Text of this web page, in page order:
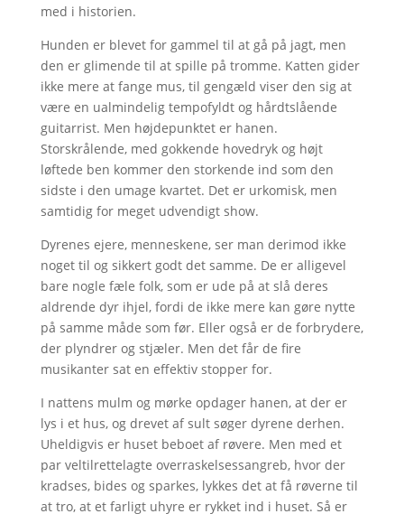
med i historien.
Hunden er blevet for gammel til at gå på jagt, men
den er glimende til at spille på tromme. Katten gider
ikke mere at fange mus, til gengæld viser den sig at
være en ualmindelig tempofyldt og hårdtslående
guitarrist. Men højdepunktet er hanen.
Storskrålende, med gokkende hovedryk og højt
løftede ben kommer den storkende ind som den
sidste i den umage kvartet. Det er urkomisk, men
samtidig for meget udvendigt show.
Dyrenes ejere, menneskene, ser man derimod ikke
noget til og sikkert godt det samme. De er alligevel
bare nogle fæle folk, som er ude på at slå deres
aldrende dyr ihjel, fordi de ikke mere kan gøre nytte
på samme måde som før. Eller også er de forbrydere,
der plyndrer og stjæler. Men det får de fire
musikanter sat en effektiv stopper for.
I nattens mulm og mørke opdager hanen, at der er
lys i et hus, og drevet af sult søger dyrene derhen.
Uheldigvis er huset beboet af røvere. Men med et
par veltilrettelagte overraskelsessangreb, hvor der
kradses, bides og sparkes, lykkes det at få røverne til
at tro, at et farligt uhyre er rykket ind i huset. Så er